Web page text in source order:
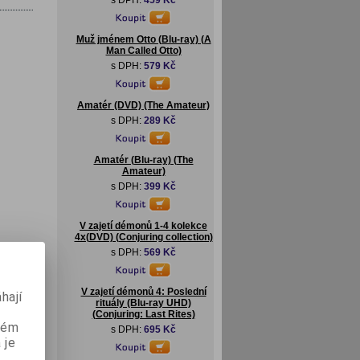
Muž jménem Otto (Blu-ray) (A
Man Called Otto)
s DPH: 579 Kč
Amatér (DVD) (The Amateur)
s DPH: 289 Kč
Amatér (Blu-ray) (The
Amateur)
s DPH: 399 Kč
V zajetí démonů 1-4 kolekce
4x(DVD) (Conjuring collection)
s DPH: 569 Kč
V zajetí démonů 4: Poslední
rituály (Blu-ray UHD)
(Conjuring: Last Rites)
s DPH: 695 Kč
je